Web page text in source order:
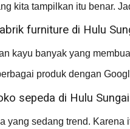
kita tampilkan itu benar.
furniture di Hulu
kayu banyak yang
produk dengan
sepeda di Hulu
yang sedang trend. Karena